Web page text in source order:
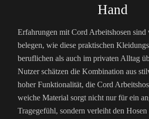
Hand
Erfahrungen mit Cord Arbeitshosen sind
belegen, wie diese praktischen
beruflichen als auch im privaten Alltag
Nutzer schätzen die Kombination aus
hoher Funktionalität, die Cord
weiche Material sorgt nicht nur für ein
Tragegefühl, sondern verleiht den Hosen